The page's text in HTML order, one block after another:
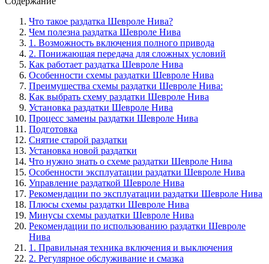
Что такое раздатка Шевроле Нива?
Чем полезна раздатка Шевроле Нива
1. Возможность включения полного привода
2. Понижающая передача для сложных условий
Как работает раздатка Шевроле Нива
Особенности схемы раздатки Шевроле Нива
Преимущества схемы раздатки Шевроле Нива:
Как выбрать схему раздатки Шевроле Нива
Установка раздатки Шевроле Нива
Процесс замены раздатки Шевроле Нива
Подготовка
Снятие старой раздатки
Установка новой раздатки
Что нужно знать о схеме раздатки Шевроле Нива
Особенности эксплуатации раздатки Шевроле Нива
Управление раздаткой Шевроле Нива
Рекомендации по эксплуатации раздатки Шевроле Нива
Плюсы схемы раздатки Шевроле Нива
Минусы схемы раздатки Шевроле Нива
Рекомендации по использованию раздатки Шевроле
Нива
1. Правильная техника включения и выключения
2. Регулярное обслуживание и смазка